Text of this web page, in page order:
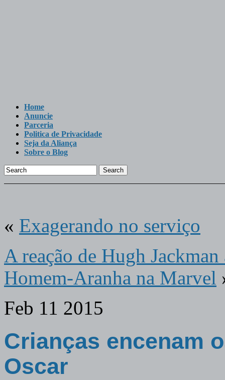
Home
Anuncie
Parceria
Politica de Privacidade
Seja da Aliança
Sobre o Blog
Search
« Exagerando no serviço
A reação de Hugh
Homem-Aranha na Marvel
Feb 11 2015
Crianças encenam
Oscar